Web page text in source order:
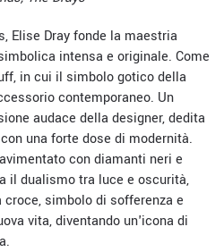
Elise Dray fonde la maestria
intensa e originale. Come
in cui il simbolo gotico della
contemporaneo. Un
audace della designer, dedita
una forte dose di modernità.
con diamanti neri e
il dualismo tra luce e oscurità,
simbolo di sofferenza e
vita, diventando un'icona di